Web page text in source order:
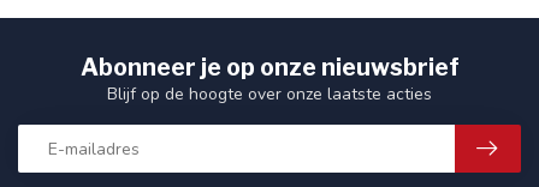
Abonneer je op onze nieuwsbrief
Blijf op de hoogte over onze laatste acties